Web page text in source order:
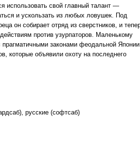
использовать свой главный талант —
и ускользать из любых ловушек. Под
он собирает отряд из сверстников, и
против узурпаторов. Маленькому
прагматичными законами феодальной
которые объявили охоту на последнего
русские (софтсаб)